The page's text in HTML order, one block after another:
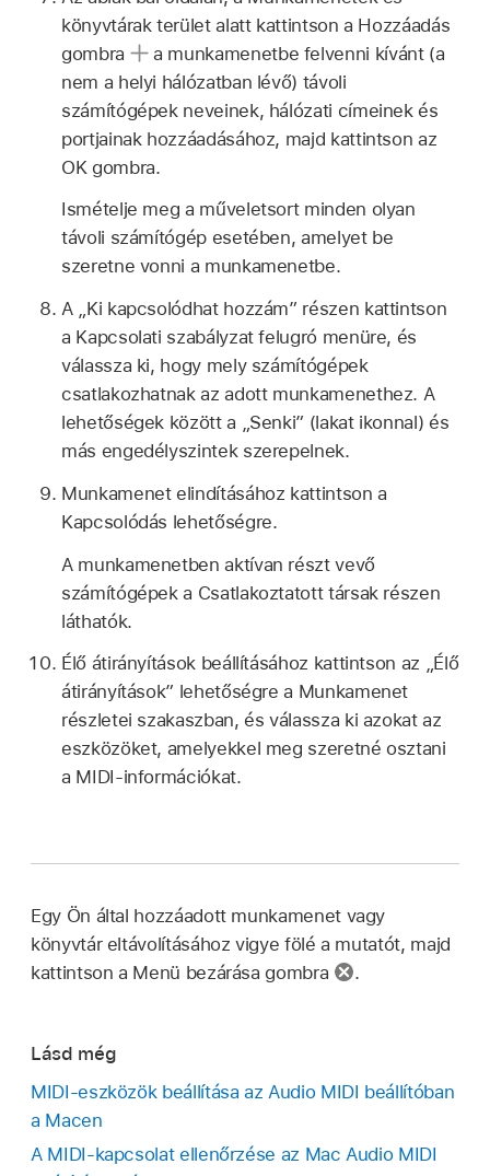
könyvtárak terület alatt kattintson a Hozzáadás
gombra
a munkamenetbe felvenni kívánt (a
nem a helyi hálózatban lévő) távoli
számítógépek neveinek, hálózati címeinek és
portjainak hozzáadásához, majd kattintson az
OK gombra.
Ismételje meg a műveletsort minden olyan
távoli számítógép esetében, amelyet be
szeretne vonni a munkamenetbe.
A „Ki kapcsolódhat hozzám” részen kattintson
a Kapcsolati szabályzat felugró menüre, és
válassza ki, hogy mely számítógépek
csatlakozhatnak az adott munkamenethez. A
lehetőségek között a „Senki” (lakat ikonnal) és
más engedélyszintek szerepelnek.
Munkamenet elindításához kattintson a
Kapcsolódás lehetőségre.
A munkamenetben aktívan részt vevő
számítógépek a Csatlakoztatott társak részen
láthatók.
Élő átirányítások beállításához kattintson az „Élő
átirányítások” lehetőségre a Munkamenet
részletei szakaszban, és válassza ki azokat az
eszközöket, amelyekkel meg szeretné osztani
a MIDI-információkat.
Egy Ön által hozzáadott munkamenet vagy
könyvtár eltávolításához vigye fölé a mutatót, majd
kattintson a Menü bezárása gombra
.
Lásd még
MIDI-eszközök beállítása az Audio MIDI beállítóban
a Macen
A MIDI-kapcsolat ellenőrzése az Mac Audio MIDI